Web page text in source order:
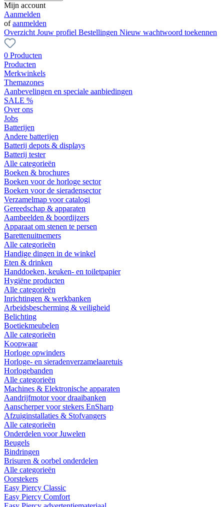
Mijn account
Aanmelden
ofaanmelden
Overzicht Jouw profiel Bestellingen Nieuw wachtwoord toekennen
0 Producten
Producten
Merkwinkels
Themazones
Aanbevelingen en speciale aanbiedingen
SALE %
Over ons
Jobs
Batterijen
Andere batterijen
Batterij depots & displays
Batterij tester
Alle categorieën
Boeken & brochures
Boeken voor de horloge sector
Boeken voor de sieradensector
Verzamelmap voor catalogi
Gereedschap & apparaten
Aambeelden & boordijzers
Apparaat om stenen te persen
Barettenuitnemers
Alle categorieën
Handige dingen in de winkel
Eten & drinken
Handdoeken, keuken- en toiletpapier
Hygiëne producten
Alle categorieën
Inrichtingen & werkbanken
Arbeidsbescherming & veiligheid
Belichting
Boetiekmeubelen
Alle categorieën
Koopwaar
Horloge opwinders
Horloge- en sieradenverzamelaaretuis
Horlogebanden
Alle categorieën
Machines & Elektronische apparaten
Aandrijfmotor voor draaibanken
Aanscherper voor stekers EnSharp
Afzuiginstallaties & Stofvangers
Alle categorieën
Onderdelen voor Juwelen
Beugels
Bindringen
Brisuren & oorbel onderdelen
Alle categorieën
Oorstekers
Easy Piercy Classic
Easy Piercy Comfort